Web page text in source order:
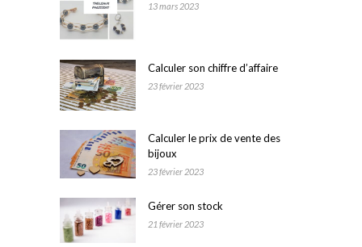
13 mars 2023
Calculer son chiffre d’affaire
23 février 2023
Calculer le prix de vente des
bijoux
23 février 2023
Gérer son stock
21 février 2023